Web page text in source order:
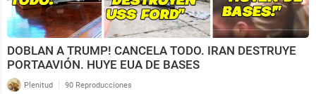
DOBLAN A TRUMP! CANCELA TODO. IRAN DESTRUYE
PORTAAVIÓN. HUYE EUA DE BASES
Plenitud | 90 Reproducciones